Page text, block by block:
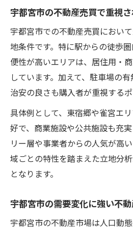
宇都宮市の不動産売買で重視
宇都宮市での不動産売買におい
地条件です。特に駅からの徒歩
便性が高いエリアは、居住用・
しています。加えて、駐車場の
治安の良さも購入者が重視するポ
具体例として、東宿郷や雀宮エ
好で、商業施設や公共施設も充
リー層や事業者からの人気が高
域ごとの特性を踏まえた立地分
となります。
宇都宮市の需要変化に強い不
宇都宮市の不動産市場は人口動